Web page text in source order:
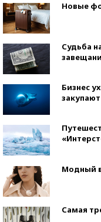
Новые
Судьба
Бизнес
Модный
Самая